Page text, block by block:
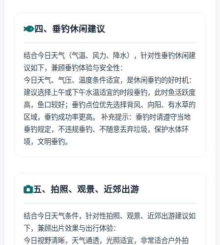
四、垂钓休闲建议
结合今日天气（气温、风力、降水），针对性垂钓休闲建
议如下，兼顾垂钓体验与安全性：
今日天气、气压、温度条件适宜，是休闲垂钓的好时机：
建议选择上午或下午水温适宜的时段垂钓，此时鱼活跃度
高，鱼口较好；垂钓点位优先选择背风、向阳、有水草的
区域，垂钓成功率更高。 补充提示：垂钓时请遵守当地
垂钓规定，不违规垂钓、不随意丢弃垃圾，保护水体环
境，文明垂钓。
五、拍照、观景、近郊出游
结合今日天气条件，针对性拍照、观景、近郊出游建议如
下，兼顾出片效果与出行体验：
今日视野清晰，天气通透，光照适宜，非常适合户外拍